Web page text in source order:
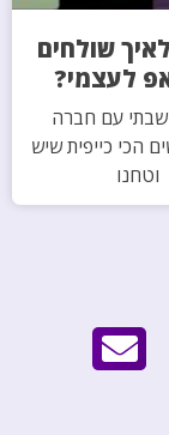
שולחים
לעצמי?
עם חברה
הכי כייפית שיש
וטחנו